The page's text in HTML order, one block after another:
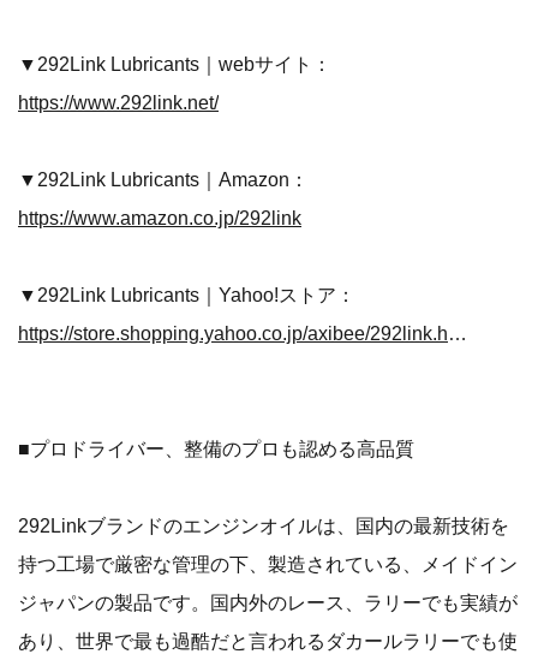
▼292Link Lubricants｜webサイト：
https://www.292link.net/
▼292Link Lubricants｜Amazon：
https://www.amazon.co.jp/292link
▼292Link Lubricants｜Yahoo!ストア：
https://store.shopping.yahoo.co.jp/axibee/292link.html
■プロドライバー、整備のプロも認める高品質
292Linkブランドのエンジンオイルは、国内の最新技術を
持つ工場で厳密な管理の下、製造されている、メイドイン
ジャパンの製品です。国内外のレース、ラリーでも実績が
あり、世界で最も過酷だと言われるダカールラリーでも使